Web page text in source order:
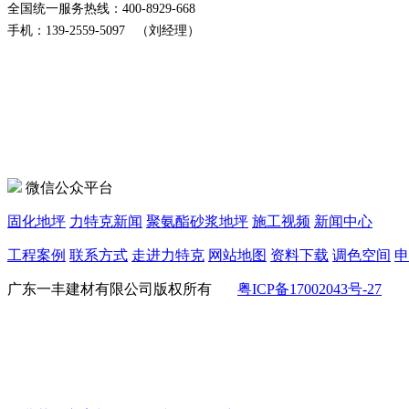
全国统一服务热线：400-8929-668
手机：139-2559-5097 （刘经理）
微信公众平台
固化地坪 力特克新闻 聚氨酯砂浆地坪 施工视频 新闻中心
工程案例 联系方式 走进力特克 网站地图 资料下载 调色空间
广东一丰建材有限公司版权所有 粤ICP备17002043号-27